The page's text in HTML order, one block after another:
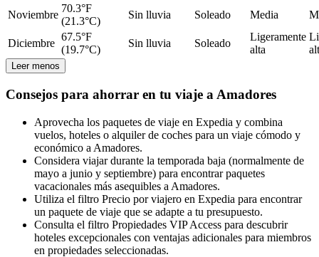
Noviembre
70.3°F
(21.3°C)
Sin lluvia Soleado Media
Diciembre
67.5°F
(19.7°C)
Sin lluvia Soleado
Ligeramente
alta
Leer menos
Consejos para ahorrar en tu viaje a Amadores
Aprovecha los paquetes de viaje en Expedia y combina
vuelos, hoteles o alquiler de coches para un viaje cómodo y
económico a Amadores.
Considera viajar durante la temporada baja (normalmente de
mayo a junio y septiembre) para encontrar paquetes
vacacionales más asequibles a Amadores.
Utiliza el filtro Precio por viajero en Expedia para encontrar
un paquete de viaje que se adapte a tu presupuesto.
Consulta el filtro Propiedades VIP Access para descubrir
hoteles excepcionales con ventajas adicionales para miembros
en propiedades seleccionadas.